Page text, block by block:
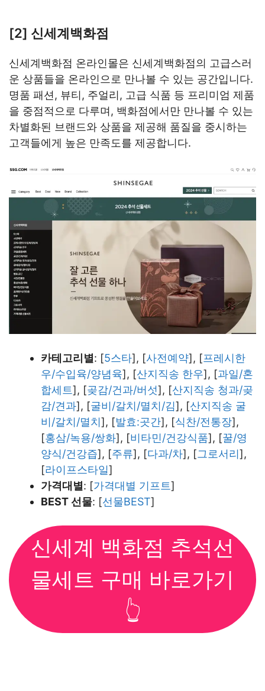
[2] 신세계백화점
신세계백화점 온라인몰은 신세계백화점의 고급스러
운 상품들을 온라인으로 만나볼 수 있는 공간입니다.
명품 패션, 뷰티, 주얼리, 고급 식품 등 프리미엄 제품
을 중점적으로 다루며, 백화점에서만 만나볼 수 있는
차별화된 브랜드와 상품을 제공해 품질을 중시하는
고객들에게 높은 만족도를 제공합니다.
카테고리별 : [5스타], [사전예약], [프레시한
우/수입육/양념육], [산지직송 한우], [과일/혼
합세트], [곶감/건과/버섯], [산지직송 청과/곶
감/견과], [굴비/갈치/멸치/김], [산지직송 굴
비/갈치/멸치], [발효:곳간], [식찬/전통장],
[홍삼/녹용/쌍화], [비타민/건강식품], [꿀/영
양식/건강즙], [주류], [다과/차], [그로서리],
[라이프스타일]
가격대별 : [가격대별 기프트]
BEST 선물: [선물BEST]
신세계 백화점 추석선
물세트 구매 바로가기
👆